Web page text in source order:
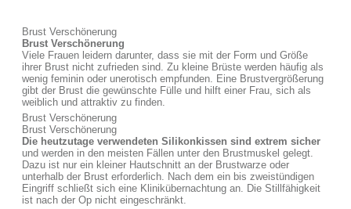
Brust Verschönerung
Brust Verschönerung
Viele Frauen leidern darunter, dass sie mit der Form und Größe
ihrer Brust nicht zufrieden sind. Zu kleine Brüste werden häufig als
wenig feminin oder unerotisch empfunden. Eine Brustvergrößerung
gibt der Brust die gewünschte Fülle und hilft einer Frau, sich als
weiblich und attraktiv zu finden.
Brust Verschönerung
Brust Verschönerung
Die heutzutage verwendeten Silikonkissen sind extrem sicher
und werden in den meisten Fällen unter den Brustmuskel gelegt.
Dazu ist nur ein kleiner Hautschnitt an der Brustwarze oder
unterhalb der Brust erforderlich. Nach dem ein bis zweistündigen
Eingriff schließt sich eine Klinikübernachtung an. Die Stillfähigkeit
ist nach der Op nicht eingeschränkt.